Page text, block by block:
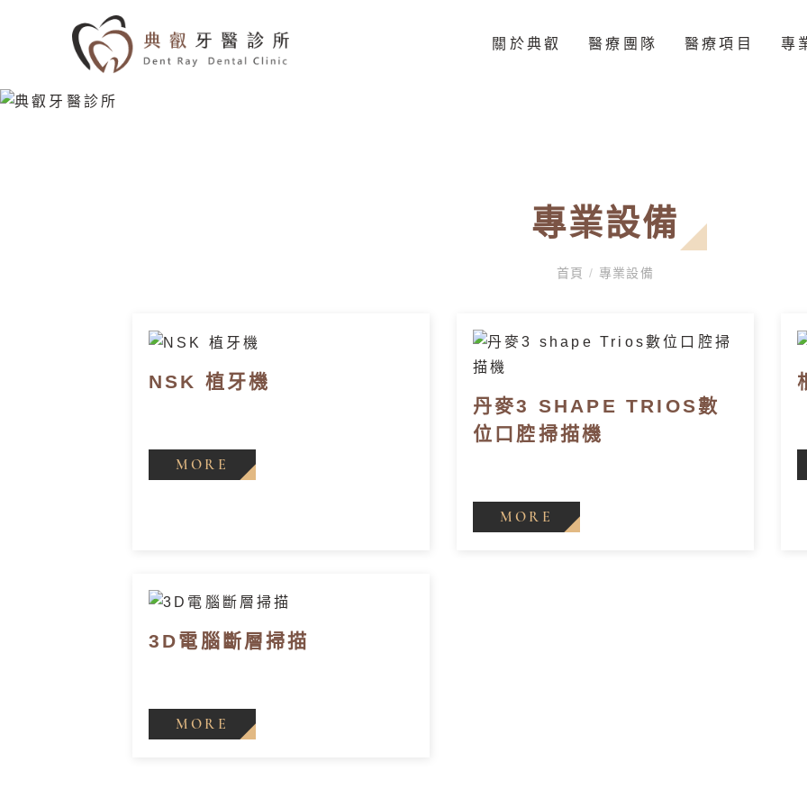
關於典叡 醫療團隊 醫療項目 專
專業設備
首頁 / 專業設備
NSK 植牙機
MORE
丹麥3 SHAPE TRIOS數
位口腔掃描機
MORE
3D電腦斷層掃描
MORE